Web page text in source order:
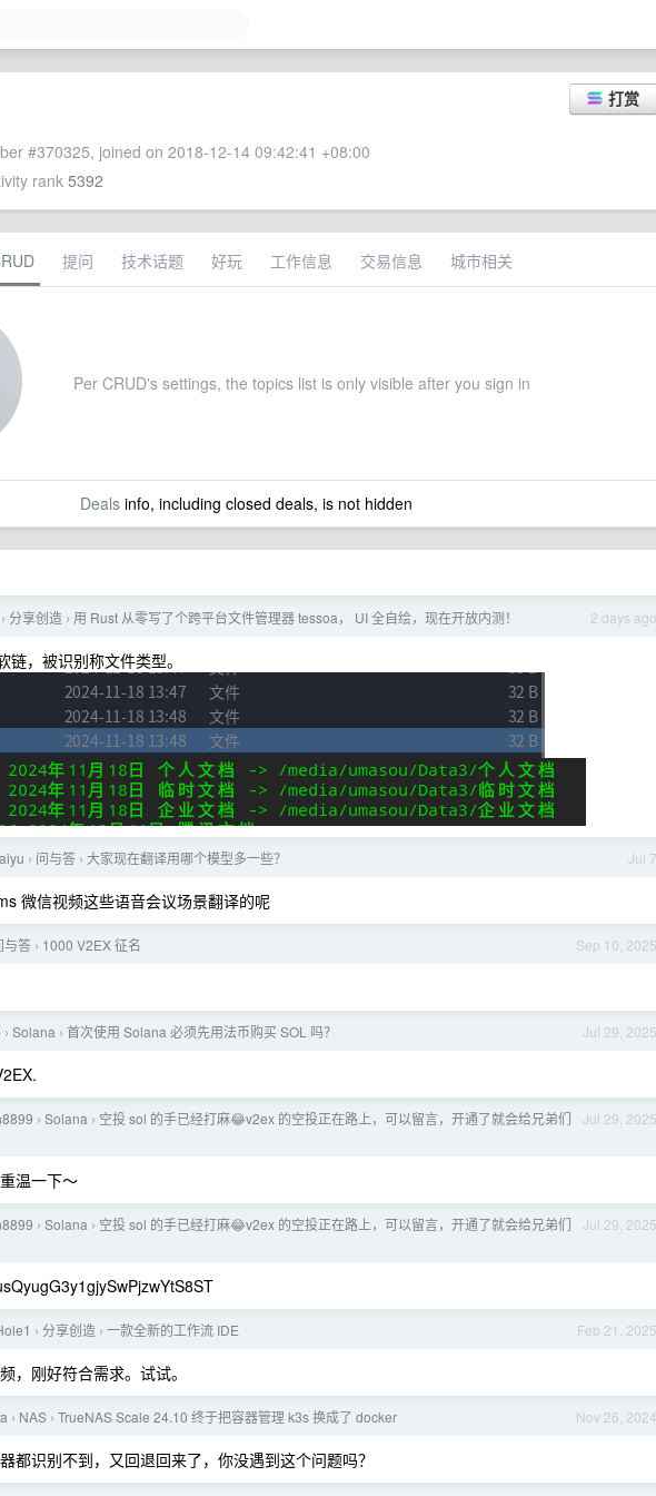
打赏
#370325, joined on 2018-12-14 09:42:41 +08:00
rank 5392
提问 技术话题 好玩 工作信息 交易信息 城市相关
Per CRUD's settings, the topics list is only visible after you sign in
Dealsinfo, including closed deals, is not hidden
2 days ago
› 分享创造 › 用 Rust 从零写了个跨平台文件管理器 tessoa， UI 全自绘，现在开放内测！
，被识别称文件类型。
Jul 7
› 问与答 › 大家现在翻译用哪个模型多一些？
微信视频这些语音会议场景翻译的呢
Sep 10, 2025
与答 › 1000 V2EX 征名
Jul 29, 2025
› Solana › 首次使用 Solana 必须先用法币购买 SOL 吗？
Jul 29, 2025
› Solana › 空投 sol 的手已经打麻😂v2ex 的空投正在路上，可以留言，开通了就会给兄弟们
温一下～
Jul 29, 2025
› Solana › 空投 sol 的手已经打麻😂v2ex 的空投正在路上，可以留言，开通了就会给兄弟们
Feb 21, 2025
› 分享创造 › 一款全新的工作流 IDE
，刚好符合需求。试试。
Nov 26, 2024
› NAS › TrueNAS Scale 24.10 终于把容器管理 k3s 换成了 docker
都识别不到，又回退回来了，你没遇到这个问题吗？